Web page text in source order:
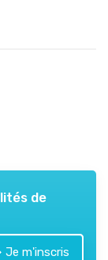
de
Je m'inscris